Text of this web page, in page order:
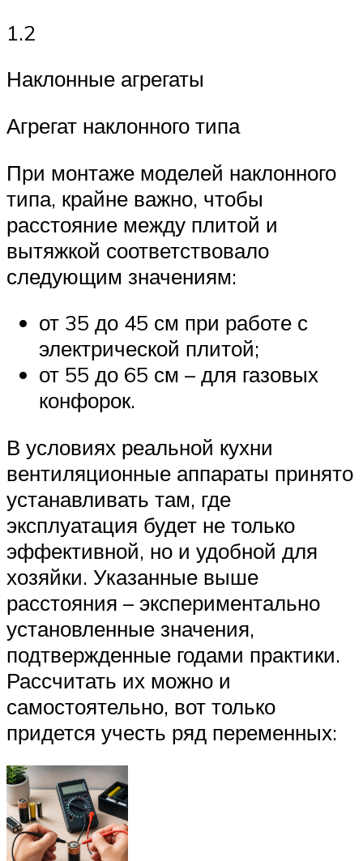
1.2
Наклонные агрегаты
Агрегат наклонного типа
При монтаже моделей наклонного
типа, крайне важно, чтобы
расстояние между плитой и
вытяжкой соответствовало
следующим значениям:
от 35 до 45 см при работе с
электрической плитой;
от 55 до 65 см – для газовых
конфорок.
В условиях реальной кухни
вентиляционные аппараты принято
устанавливать там, где
эксплуатация будет не только
эффективной, но и удобной для
хозяйки. Указанные выше
расстояния – экспериментально
установленные значения,
подтвержденные годами практики.
Рассчитать их можно и
самостоятельно, вот только
придется учесть ряд переменных: